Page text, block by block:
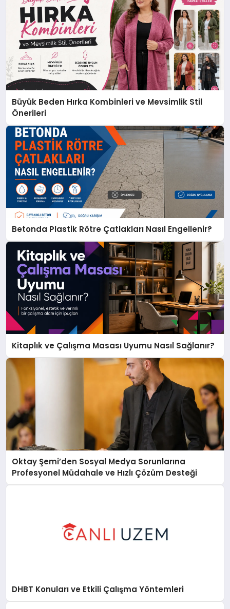
Büyük Beden Hırka Kombinleri ve Mevsimlik Stil
Önerileri
Betonda Plastik Rötre Çatlakları Nasıl Engellenir?
Kitaplık ve Çalışma Masası Uyumu Nasıl Sağlanır?
Oktay Şemi’den Sosyal Medya Sorunlarına
Profesyonel Müdahale ve Hızlı Çözüm Desteği
DHBT Konuları ve Etkili Çalışma Yöntemleri